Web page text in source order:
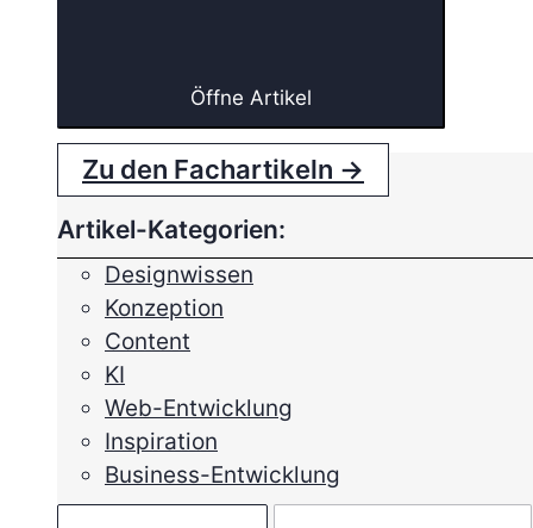
Öffne Artikel
Zu den Fachartikeln →
Artikel-Kategorien:
Designwissen
Konzeption
Content
KI
Web-Entwicklung
Inspiration
Business-Entwicklung